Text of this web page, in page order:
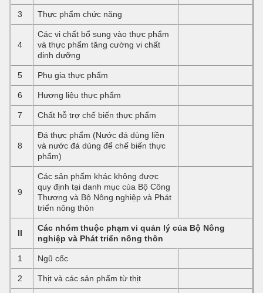
3 Thực phẩm chức năng
4
Các vi chất bổ sung vào thực phẩm
và thực phẩm tăng cường vi chất
dinh dưỡng
5 Phụ gia thực phẩm
6 Hương liệu thực phẩm
7 Chất hỗ trợ chế biến thực phẩm
8
Đá thực phẩm (Nước đá dùng liền
và nước đá dùng để chế biến thực
phẩm)
9
Các sản phẩm khác không được
quy định tại danh mục của Bộ Công
Thương và Bộ Nông nghiệp và Phát
triển nông thôn
II
Các nhóm thuộc phạm vi quản lý của Bộ Nông
nghiệp và Phát triển nông thôn
1 Ngũ cốc
2 Thịt và các sản phẩm từ thịt